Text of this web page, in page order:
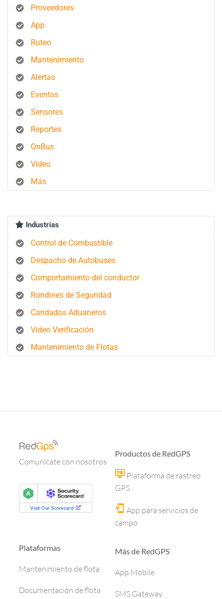
Proveedores
App
Ruteo
Mantenimiento
Alertas
Eventos
Sensores
Reportes
OnBus
Video
Más
Industrias
Control de Combustible
Despacho de Autobuses
Comportamiento del conductor
Rondines de Seguridad
Candados Aduaneros
Video Verificación
Mantenimiento de Flotas
Comunícate con nosotros
Plataformas
Mantenimiento de flota
Documentación de flota
Productos de RedGPS
Plataforma de rastreo
GPS
App para servicios de
campo
Más de RedGPS
App Mobile
SMS Gateway